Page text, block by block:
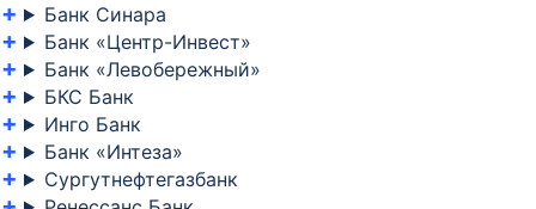
Банк Синара
Банк «Центр-Инвест»
Банк «Левобережный»
БКС Банк
Инго Банк
Банк «Интеза»
Сургутнефтегазбанк